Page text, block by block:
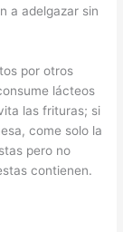
a adelgazar sin
por otros
lácteos
las frituras; si
come solo la
pero no
contienen.